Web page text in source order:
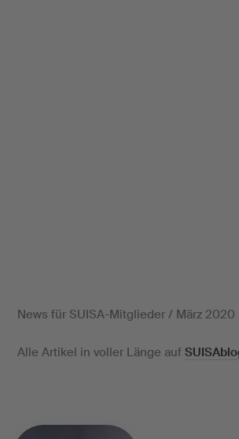
News für SUISA-Mitglieder / März 2020
Alle Artikel in voller Länge auf